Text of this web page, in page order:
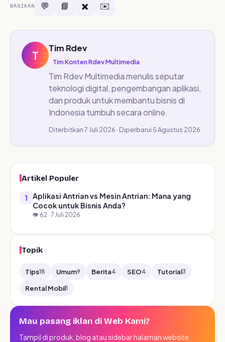
BAGIKAN 💬 📘 ✖️ ✉️
T
Tim Rdev
Tim Konten Rdev Multimedia
Tim Rdev Multimedia menulis seputar
teknologi digital, pengembangan aplikasi,
dan produk untuk membantu bisnis di
Indonesia tumbuh secara online.
Diterbitkan 7 Juli 2026 · Diperbarui 5 Agustus 2026
Artikel Populer
1
Aplikasi Antrian vs Mesin Antrian: Mana yang
Cocok untuk Bisnis Anda?
👁️ 62 · 7 Juli 2026
Topik
Tips18 Umum9 Berita4 SEO4 Tutorial3
Rental Mobil1
Mau pasang iklan di Web Kami?
Tampil di produk, blog atau sidebar halaman website